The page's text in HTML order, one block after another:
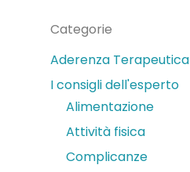
Categorie
Aderenza Terapeutica
I consigli dell'esperto
Alimentazione
Attività fisica
Complicanze